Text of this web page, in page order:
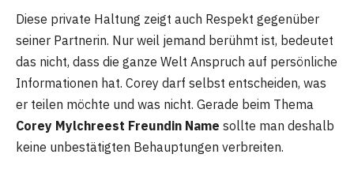
Diese private Haltung zeigt auch Respekt gegenüber
seiner Partnerin. Nur weil jemand berühmt ist, bedeutet
das nicht, dass die ganze Welt Anspruch auf persönliche
Informationen hat. Corey darf selbst entscheiden, was
er teilen möchte und was nicht. Gerade beim Thema
Corey Mylchreest Freundin Name sollte man deshalb
keine unbestätigten Behauptungen verbreiten.